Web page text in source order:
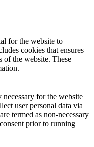
for the website to
cookies that ensures
of the website. These
for the website
user personal data via
termed as non-necessary
prior to running